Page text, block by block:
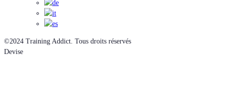
©2024 Training Addict. Tous droits réservés
Devise